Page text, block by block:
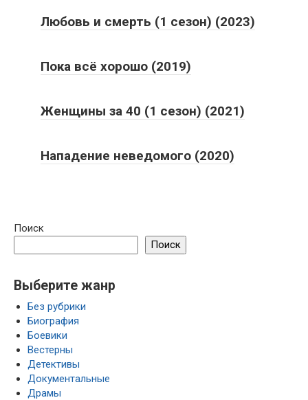
Любовь и смерть (1 сезон) (2023)
Пока всё хорошо (2019)
Женщины за 40 (1 сезон) (2021)
Нападение неведомого (2020)
Поиск
Поиск
Выберите жанр
Без рубрики
Биография
Боевики
Вестерны
Детективы
Документальные
Драмы